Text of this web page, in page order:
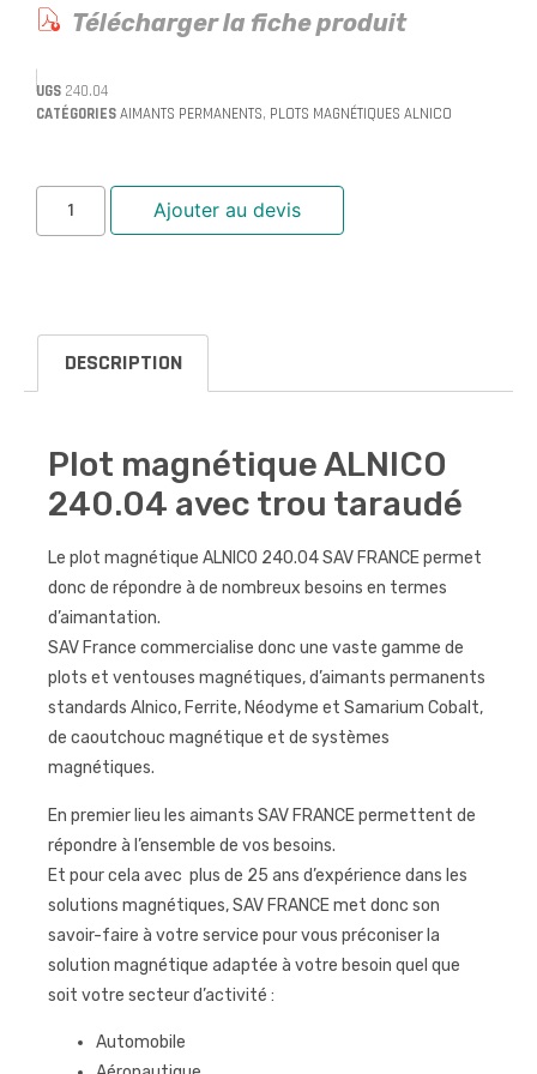
Télécharger la fiche produit
UGS 240.04
CATÉGORIESAIMANTS PERMANENTS, PLOTS MAGNÉTIQUES ALNICO
Ajouter au devis
DESCRIPTION
Plot magnétique ALNICO
240.04 avec trou taraudé
Le plot magnétique ALNICO 240.04 SAV FRANCE permet
donc de répondre à de nombreux besoins en termes
d’aimantation.
SAV France commercialise donc une vaste gamme de
plots et ventouses magnétiques, d’aimants permanents
standards Alnico, Ferrite, Néodyme et Samarium Cobalt,
de caoutchouc magnétique et de systèmes
magnétiques.
En premier lieu les aimants SAV FRANCE permettent de
répondre à l’ensemble de vos besoins.
Et pour cela avec plus de 25 ans d’expérience dans les
solutions magnétiques, SAV FRANCE met donc son
savoir-faire à votre service pour vous préconiser la
solution magnétique adaptée à votre besoin quel que
soit votre secteur d’activité :
Automobile